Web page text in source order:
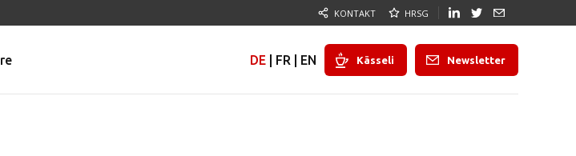
KONTAKT HRSG
DE FR EN Kässeli Newsletter